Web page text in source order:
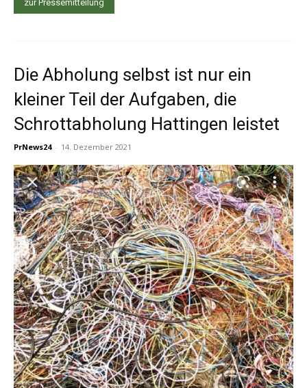
zur Pressemitteilung
Die Abholung selbst ist nur ein
kleiner Teil der Aufgaben, die
Schrottabholung Hattingen leistet
PrNews24 - 14. Dezember 2021